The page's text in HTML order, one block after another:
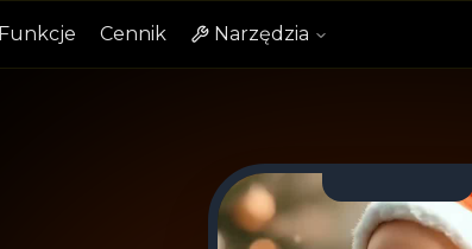
Funkcje Cennik Narzędzia